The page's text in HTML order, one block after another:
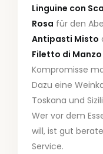
Linguine con
Rosa für den
Antipasti Misto
Filetto di Manzo
Kompromisse
Dazu eine
Toskana und
Wer vor dem
will, ist gut
Service.